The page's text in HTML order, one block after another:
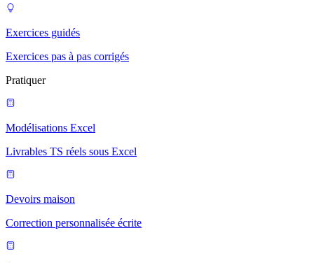
Exercices guidés
Exercices pas à pas corrigés
Pratiquer
Modélisations Excel
Livrables TS réels sous Excel
Devoirs maison
Correction personnalisée écrite